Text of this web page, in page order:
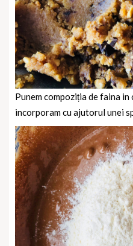
Punem compoziția de faina
incorporam cu ajutorul unei